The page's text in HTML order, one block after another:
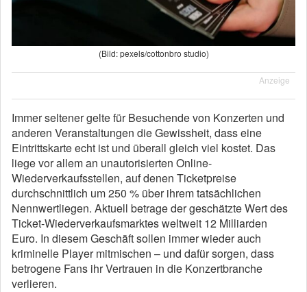
(Bild: pexels/cottonbro studio)
Anzeige
Immer seltener gelte für Besuchende von Konzerten und
anderen Veranstaltungen die Gewissheit, dass eine
Eintrittskarte echt ist und überall gleich viel kostet. Das
liege vor allem an unautorisierten Online-
Wiederverkaufsstellen, auf denen Ticketpreise
durchschnittlich um 250 % über ihrem tatsächlichen
Nennwertliegen. Aktuell betrage der geschätzte Wert des
Ticket-Wiederverkaufsmarktes weltweit 12 Milliarden
Euro. In diesem Geschäft sollen immer wieder auch
kriminelle Player mitmischen – und dafür sorgen, dass
betrogene Fans ihr Vertrauen in die Konzertbranche
verlieren.